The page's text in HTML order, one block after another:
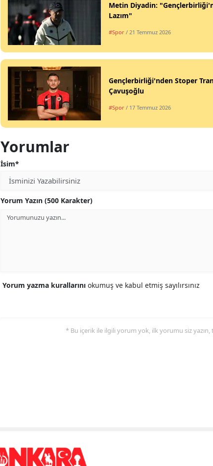
Metin Diyadin:
Lazım"
#Spor / 21 Temmuz 2026
Gençlerbirliği'nden Stoper
Çavuşoğlu
#Spor / 17 Temmuz 2026
Yorumlar
İsim*
Yorum Yazın (500 Karakter)
Yorum yazma kurallarını okumuş ve kabul etmiş sayılırsınız
* Bu içerik ile ilgili yorum yok, ilk yorumu siz yazın,